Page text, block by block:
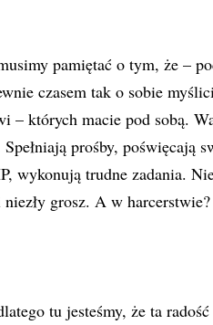
pamiętać o tym, że –
czasem tak o sobie
– których macie pod sobą.
prośby, poświęcają
wykonują trudne zadania.
grosz. A w
tu jesteśmy, że ta